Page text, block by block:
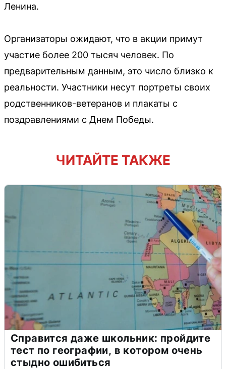
Ленина.
Организаторы ожидают, что в акции примут
участие более 200 тысяч человек. По
предварительным данным, это число близко к
реальности. Участники несут портреты своих
родственников-ветеранов и плакаты с
поздравлениями с Днем Победы.
ЧИТАЙТЕ ТАКЖЕ
Справится даже школьник: пройдите
тест по географии, в котором очень
стыдно ошибиться